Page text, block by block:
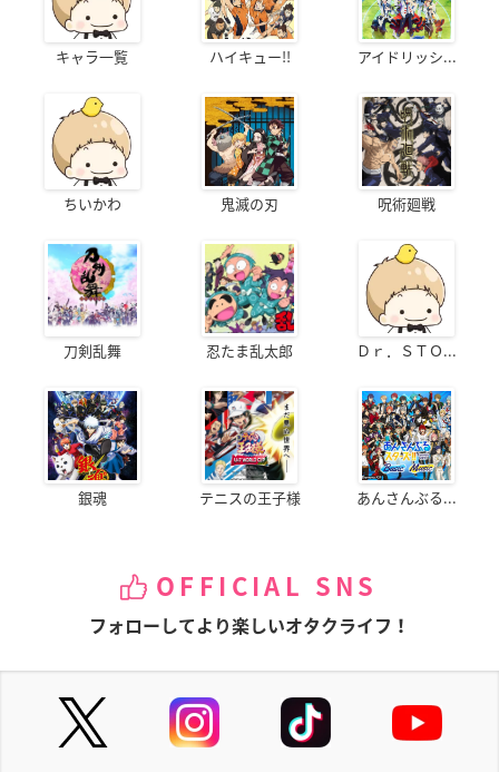
キャラ一覧 ハイキュー!! アイドリッシ...
ちいかわ 鬼滅の刃 呪術廻戦
刀剣乱舞 忍たま乱太郎 Ｄｒ．ＳＴＯ...
銀魂 テニスの王子様 あんさんぶる...
OFFICIAL SNS
フォローしてより楽しいオタクライフ！